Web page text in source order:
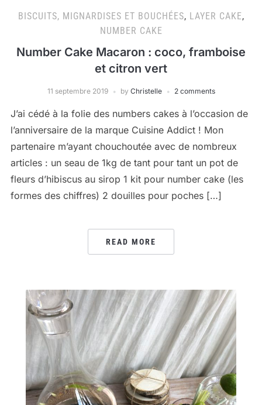
BISCUITS, MIGNARDISES ET BOUCHÉES, LAYER CAKE,
NUMBER CAKE
Number Cake Macaron : coco, framboise
et citron vert
11 septembre 2019 by Christelle 2 comments
J’ai cédé à la folie des numbers cakes à l’occasion de
l’anniversaire de la marque Cuisine Addict ! Mon
partenaire m’ayant chouchoutée avec de nombreux
articles : un seau de 1kg de tant pour tant un pot de
fleurs d’hibiscus au sirop 1 kit pour number cake (les
formes des chiffres) 2 douilles pour poches […]
READ MORE